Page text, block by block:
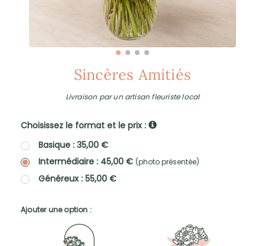
Sincères Amitiés
Livraison par un artisan fleuriste local
Choisissez le format et le prix :
Basique : 35,00 €
Intermédiaire : 45,00 € (photo présentée)
Généreux : 55,00 €
Ajouter une option :